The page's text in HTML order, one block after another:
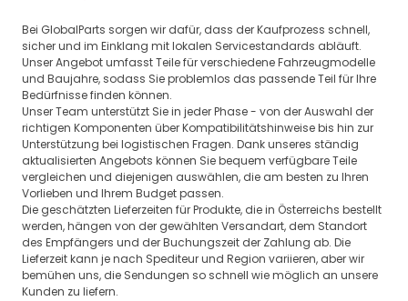
Bei GlobalParts sorgen wir dafür, dass der Kaufprozess schnell,
sicher und im Einklang mit lokalen Servicestandards abläuft.
Unser Angebot umfasst Teile für verschiedene Fahrzeugmodelle
und Baujahre, sodass Sie problemlos das passende Teil für Ihre
Bedürfnisse finden können.
Unser Team unterstützt Sie in jeder Phase - von der Auswahl der
richtigen Komponenten über Kompatibilitätshinweise bis hin zur
Unterstützung bei logistischen Fragen. Dank unseres ständig
aktualisierten Angebots können Sie bequem verfügbare Teile
vergleichen und diejenigen auswählen, die am besten zu Ihren
Vorlieben und Ihrem Budget passen.
Die geschätzten Lieferzeiten für Produkte, die in Österreichs bestellt
werden, hängen von der gewählten Versandart, dem Standort
des Empfängers und der Buchungszeit der Zahlung ab. Die
Lieferzeit kann je nach Spediteur und Region variieren, aber wir
bemühen uns, die Sendungen so schnell wie möglich an unsere
Kunden zu liefern.